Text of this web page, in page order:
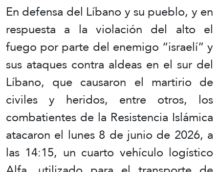
En defensa del Líbano y su pueblo, y en
respuesta a la violación del alto el
fuego por parte del enemigo “israelí” y
sus ataques contra aldeas en el sur del
Líbano, que causaron el martirio de
civiles y heridos, entre otros, los
combatientes de la Resistencia Islámica
atacaron el lunes 8 de junio de 2026, a
las 14:15, un cuarto vehículo logístico